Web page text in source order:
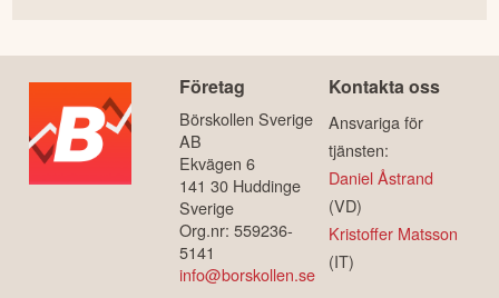
Företag
Börskollen Sverige
AB
Ekvägen 6
141 30 Huddinge
Sverige
Org.nr: 559236-
5141
info@borskollen.se
Kontakta oss
Ansvariga för
tjänsten:
Daniel Åstrand
(VD)
Kristoffer Matsson
(IT)